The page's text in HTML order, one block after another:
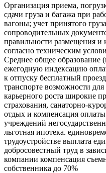
Организация приема,
сдачи груза и багажа при
вагоны; учет принятого
сопроводительных
правильности размещения и
согласно техническим
Среднее общее
ежегодную индексацию
к отпуску бесплатный
транспорте возможности
карьерного роста широкие
страхования, санаторно-
отдых и компенсация
учреждений
льготная ипотека.
трудоустройстве выплата
добросовестный труд в
компании компенсация
собственника до 70%